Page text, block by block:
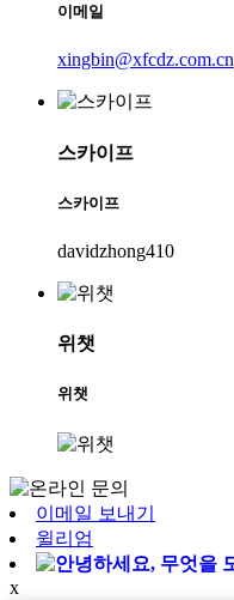
이메일
xingbin@xfcdz.com.cn
스카이프
스카이프
davidzhong410
위챗
위챗
이메일 보내기
윌리엄
x